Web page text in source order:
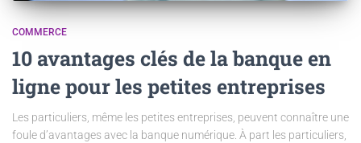
COMMERCE
10 avantages clés de la banque en
ligne pour les petites entreprises
Les particuliers, même les petites entreprises, peuvent connaître une
foule d’avantages avec la banque numérique. À part les particuliers,